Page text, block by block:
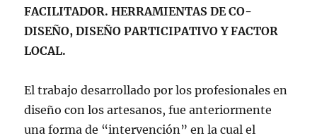
FACILITADOR.HERRAMIENTAS DE CO-
DISEÑO, DISEÑO PARTICIPATIVO Y FACTOR
LOCAL.
El trabajo desarrollado por los profesionales en
diseño con los artesanos, fue anteriormente
una forma de “intervención” en la cual el